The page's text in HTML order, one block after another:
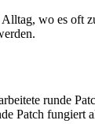
wo es oft
runde
Patch fungiert